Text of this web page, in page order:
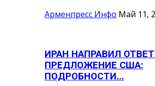
Арменпресс Инфо Май 11,
ИРАН НАПРАВИЛ
ПРЕДЛОЖЕНИЕ США:
ПОДРОБНОСТИ...